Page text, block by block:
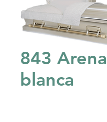
843 Arena
blanca